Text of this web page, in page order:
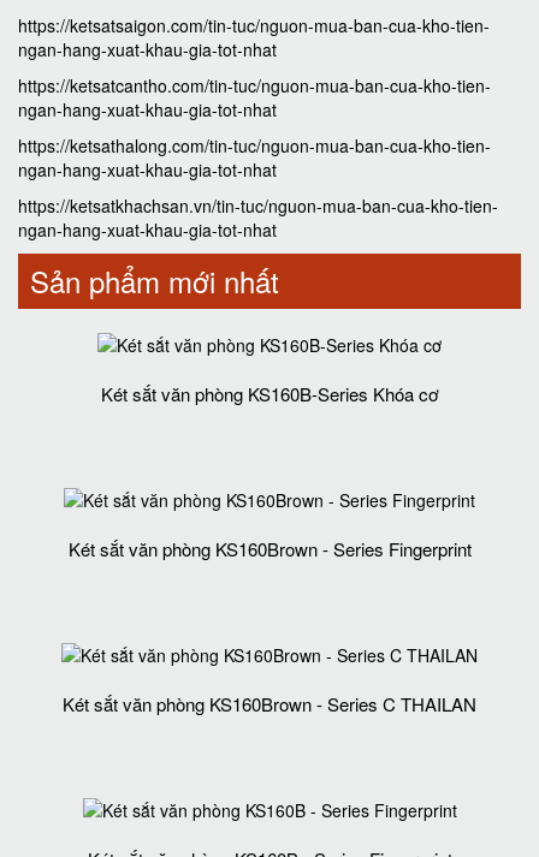
https://ketsatsaigon.com/tin-tuc/nguon-mua-ban-cua-kho-tien-
ngan-hang-xuat-khau-gia-tot-nhat
https://ketsatcantho.com/tin-tuc/nguon-mua-ban-cua-kho-tien-
ngan-hang-xuat-khau-gia-tot-nhat
https://ketsathalong.com/tin-tuc/nguon-mua-ban-cua-kho-tien-
ngan-hang-xuat-khau-gia-tot-nhat
https://ketsatkhachsan.vn/tin-tuc/nguon-mua-ban-cua-kho-tien-
ngan-hang-xuat-khau-gia-tot-nhat
Sản phẩm mới nhất
Két sắt văn phòng KS160B-Series Khóa cơ
Két sắt văn phòng KS160Brown - Series Fingerprint
Két sắt văn phòng KS160Brown - Series C THAILAN